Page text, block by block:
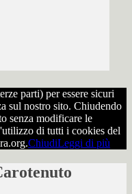
parti) per essere sicuri
sul nostro sito. Chiudendo
senza modificare le
di tutti i cookies del
ChiudiLeggi di più